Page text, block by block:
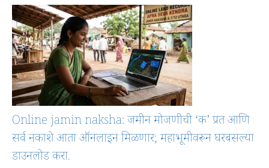
Online jamin naksha: जमीन मोजणीची ‘क’ प्रत आणि
सर्व नकाशे आता ऑनलाइन मिळणार; महाभूमीवरून घरबसल्या
डाउनलोड करा.